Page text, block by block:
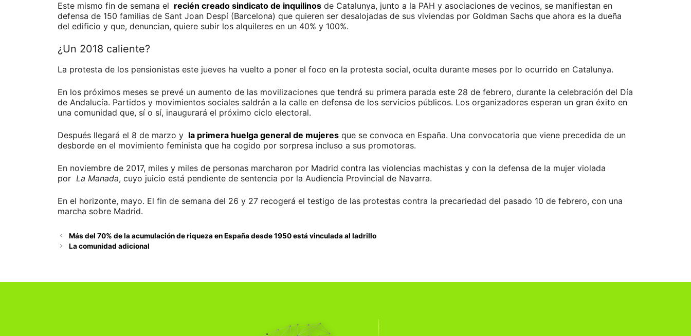
Este mismo fin de semana el recién creado sindicato de inquilinos de Catalunya, junto a la PAH y asociaciones de vecinos, se manifiestan en
defensa de 150 familias de Sant Joan Despí (Barcelona) que quieren ser desalojadas de sus viviendas por Goldman Sachs que ahora es la dueña
del edificio y que, denuncian, quiere subir los alquileres en un 40% y 100%.
¿Un 2018 caliente?
La protesta de los pensionistas este jueves ha vuelto a poner el foco en la protesta social, oculta durante meses por lo ocurrido en Catalunya.
En los próximos meses se prevé un aumento de las movilizaciones que tendrá su primera parada este 28 de febrero, durante la celebración del Día
de Andalucía. Partidos y movimientos sociales saldrán a la calle en defensa de los servicios públicos. Los organizadores esperan un gran éxito en
una comunidad que, sí o sí, inaugurará el próximo ciclo electoral.
Después llegará el 8 de marzo y la primera huelga general de mujeres que se convoca en España. Una convocatoria que viene precedida de un
desborde en el movimiento feminista que ha cogido por sorpresa incluso a sus promotoras.
En noviembre de 2017, miles y miles de personas marcharon por Madrid contra las violencias machistas y con la defensa de la mujer violada
por La Manada, cuyo juicio está pendiente de sentencia por la Audiencia Provincial de Navarra.
En el horizonte, mayo. El fin de semana del 26 y 27 recogerá el testigo de las protestas contra la precariedad del pasado 10 de febrero, con una
marcha sobre Madrid.
Más del 70% de la acumulación de riqueza en España desde 1950 está vinculada al ladrillo
La comunidad adicional